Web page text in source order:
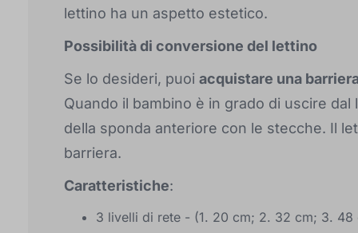
lettino ha un aspetto estetico.
Possibilità di conversione del lettino
Se lo desideri, puoi acquistare una
Quando il bambino è in grado di uscire
della sponda anteriore con le stecche. Il
barriera.
Caratteristiche:
3 livelli di rete - (1. 20 cm; 2. 32 cm; 3. 48